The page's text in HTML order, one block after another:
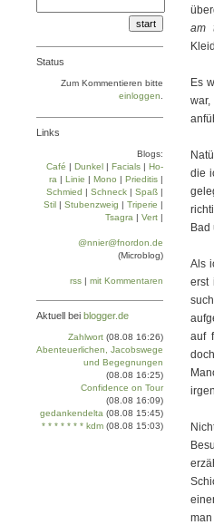
am
Es
war,
die
Bad
Als
erst
auf
Status
Zum Kommentieren bitte
einloggen
Links
Blogs:
Café | Dun­kel | Facials | Ho­
ra | Linie | Mo­no | Prie­di­tis |
Schmied | Schneck | Spaß |
Stil | Stu­ben­zweig | Tri­pe­rie |
Tsa­gra | Vert |
@nnier@fnordon.de
(Microblog)
rss | mit Kommentaren
Aktuell bei blogger.de
Zahlwort (08.08 16:26)
Abenteuerlichen, Jacobswege
und Begegnungen
(08.08 16:25)
Confidence on Tour
(08.08 16:09)
gedankendelta (08.08 15:45)
* * * * * * * kdm (08.08 15:03)